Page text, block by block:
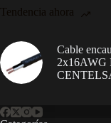
Tendencia ahora
Cable
2x16AWG